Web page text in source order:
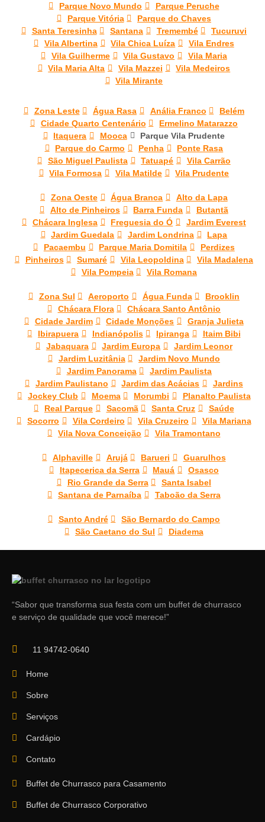
Parque Novo Mundo
Parque Peruche
Parque Vitória
Parque do Chaves
Santa Teresinha
Santana Tremembé
Tucuruvi
Vila Albertina
Vila Chica Luíza
Vila Endres
Vila Guilherme
Vila Gustavo
Vila Maria
Vila Maria Alta
Vila Mazzei
Vila Medeiros
Vila Mirante
Zona Leste Água Rasa Anália Franco
Belém
Cidade Quarto Centenário
Ermelino Matarazzo
Itaquera
Mooca
Parque Vila Prudente
Parque do Carmo
Penha
Ponte Rasa
São Miguel Paulista
Tatuapé
Vila Carrão
Vila Formosa
Vila Matilde Vila Prudente
Zona Oeste Água Branca
Alto da Lapa
Alto de Pinheiros
Barra Funda
Butantã
Chácara Inglesa
Freguesia do Ó
Jardim Everest
Jardim Guedala
Jardim Londrina
Lapa
Pacaembu
Parque Maria Domitila
Perdizes
Pinheiros
Sumaré Vila Leopoldina
Vila Madalena
Vila Pompeia
Vila Romana
Zona Sul Aeroporto Água Funda
Brooklin
Chácara Flora
Chácara Santo Antônio
Cidade Jardim
Cidade Monções
Granja Julieta
Ibirapuera
Indianópolis Ipiranga
Itaim Bibi
Jabaquara
Jardim Europa
Jardim Leonor
Jardim Luzitânia
Jardim Novo Mundo
Jardim Panorama
Jardim Paulista
Jardim Paulistano
Jardim das Acácias
Jardins
Jockey Club
Moema Morumbi
Planalto Paulista
Real Parque
Sacomã Santa Cruz
Saúde
Socorro
Vila Cordeiro Vila Cruzeiro
Vila Mariana
Vila Nova Conceição
Vila Tramontano
Alphaville Arujá Barueri
Guarulhos
Itapecerica da Serra
Mauá
Osasco
Rio Grande da Serra
Santa Isabel
Santana de Parnaíba
Taboão da Serra
Santo André
São Bernardo do Campo
São Caetano do Sul
Diadema
“Sabor que transforma sua festa com um buffet de churrasco
e serviço de qualidade que você merece!”
11 94742-0640
Home
Sobre
Serviços
Cardápio
Contato
Buffet de Churrasco para Casamento
Buffet de Churrasco Corporativo